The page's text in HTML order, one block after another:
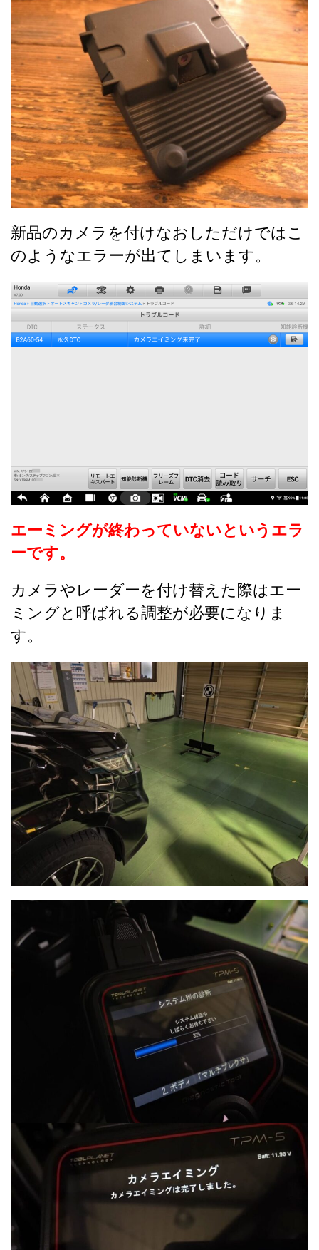
新品のカメラを付けなおしただけではこ
のようなエラーが出てしまいます。
エーミングが終わっていないというエラ
ーです。
カメラやレーダーを付け替えた際はエー
ミングと呼ばれる調整が必要になりま
す。